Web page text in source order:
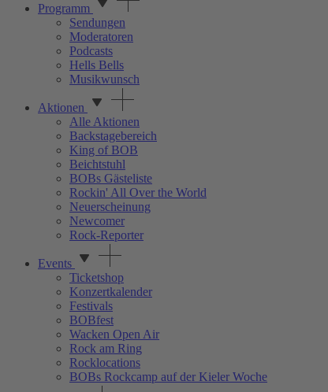
Programm
Sendungen
Moderatoren
Podcasts
Hells Bells
Musikwunsch
Aktionen
Alle Aktionen
Backstagebereich
King of BOB
Beichtstuhl
BOBs Gästeliste
Rockin' All Over the World
Neuerscheinung
Newcomer
Rock-Reporter
Events
Ticketshop
Konzertkalender
Festivals
BOBfest
Wacken Open Air
Rock am Ring
Rocklocations
BOBs Rockcamp auf der Kieler Woche